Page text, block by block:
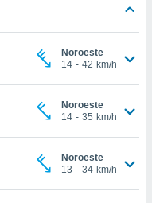
Noroeste
14 - 42 km/h
Noroeste
14 - 35 km/h
Noroeste
13 - 34 km/h